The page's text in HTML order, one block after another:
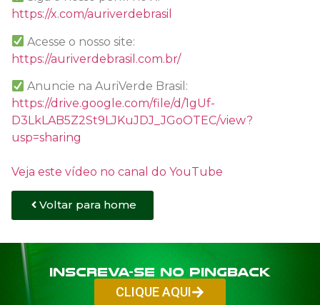
https://x.com/auriverdebrasil
Acesse o nosso site:
https://auriverdebrasil.com.br/
Anuncie na AuriVerde Brasil:
https://drive.google.com/file/d/1gUf-
D3LkLAB5Z2St9LJKuJDJ_JGoOTEC/view?
usp=sharing
Veja este vídeo no canal do YouTube
Voltar para home
Inscreva-se no PINGBACK
CLIQUE AQUI